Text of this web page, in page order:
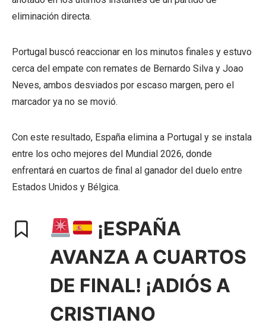
eliminación directa.
Portugal buscó reaccionar en los minutos finales y estuvo
cerca del empate con remates de Bernardo Silva y Joao
Neves, ambos desviados por escaso margen, pero el
marcador ya no se movió.
Con este resultado, España elimina a Portugal y se instala
entre los ocho mejores del Mundial 2026, donde
enfrentará en cuartos de final al ganador del duelo entre
Estados Unidos y Bélgica.
¡ESPAÑA
AVANZA A CUARTOS
DE FINAL! ¡ADIÓS A
CRISTIANO